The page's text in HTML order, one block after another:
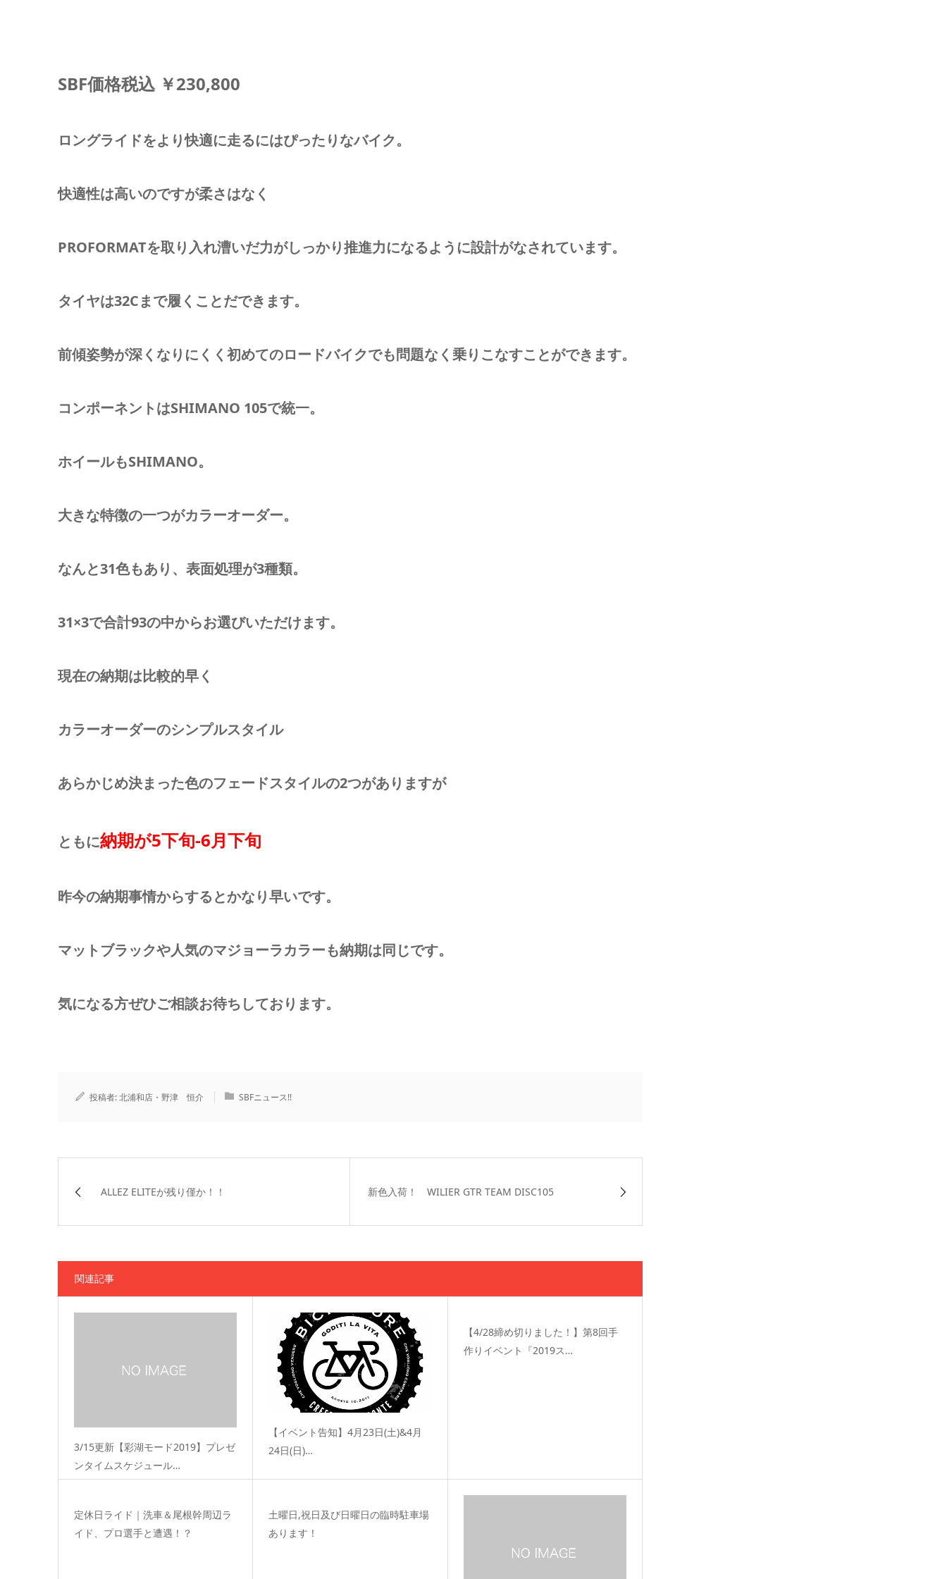
SBF価格税込 ￥230,800
ロングライドをより快適に走るにはぴったりなバイク。
快適性は高いのですが柔さはなく
PROFORMATを取り入れ漕いだ力がしっかり推進力になるように設計がなされています。
タイヤは32Cまで履くことだできます。
前傾姿勢が深くなりにくく初めてのロードバイクでも問題なく乗りこなすことができます。
コンポーネントはSHIMANO 105で統一。
ホイールもSHIMANO。
大きな特徴の一つがカラーオーダー。
なんと31色もあり、表面処理が3種類。
31×3で合計93の中からお選びいただけます。
現在の納期は比較的早く
カラーオーダーのシンプルスタイル
あらかじめ決まった色のフェードスタイルの2つがありますが
ともに納期が5下旬-6月下旬
昨今の納期事情からするとかなり早いです。
マットブラックや人気のマジョーラカラーも納期は同じです。
気になる方ぜひご相談お待ちしております。
投稿者:北浦和店・野津 恒介 SBFニュース!!
ALLEZ ELITEが残り僅か！！ 新色入荷！ WILIER GTR TEAM DISC105
関連記事
3/15更新【彩湖モード2019】プレゼ
ンタイムスケジュール…
【イベント告知】4月23日(土)&4月
24日(日)…
【4/28締め切りました！】第8回手
作りイベント『2019ス…
定休日ライド｜洗車＆尾根幹周辺ラ
イド、プロ選手と遭遇！？
土曜日,祝日及び日曜日の臨時駐車場
あります！